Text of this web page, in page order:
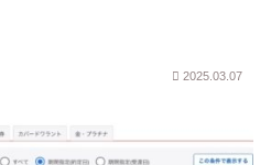
2025.03.07